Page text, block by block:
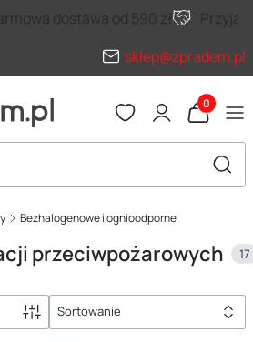
dostawa od 590 zł
sklep@zpradem.pl
Produkty
Bezhalogenowe i ognioodporne
przeciwpożarowych 17
Sortowanie